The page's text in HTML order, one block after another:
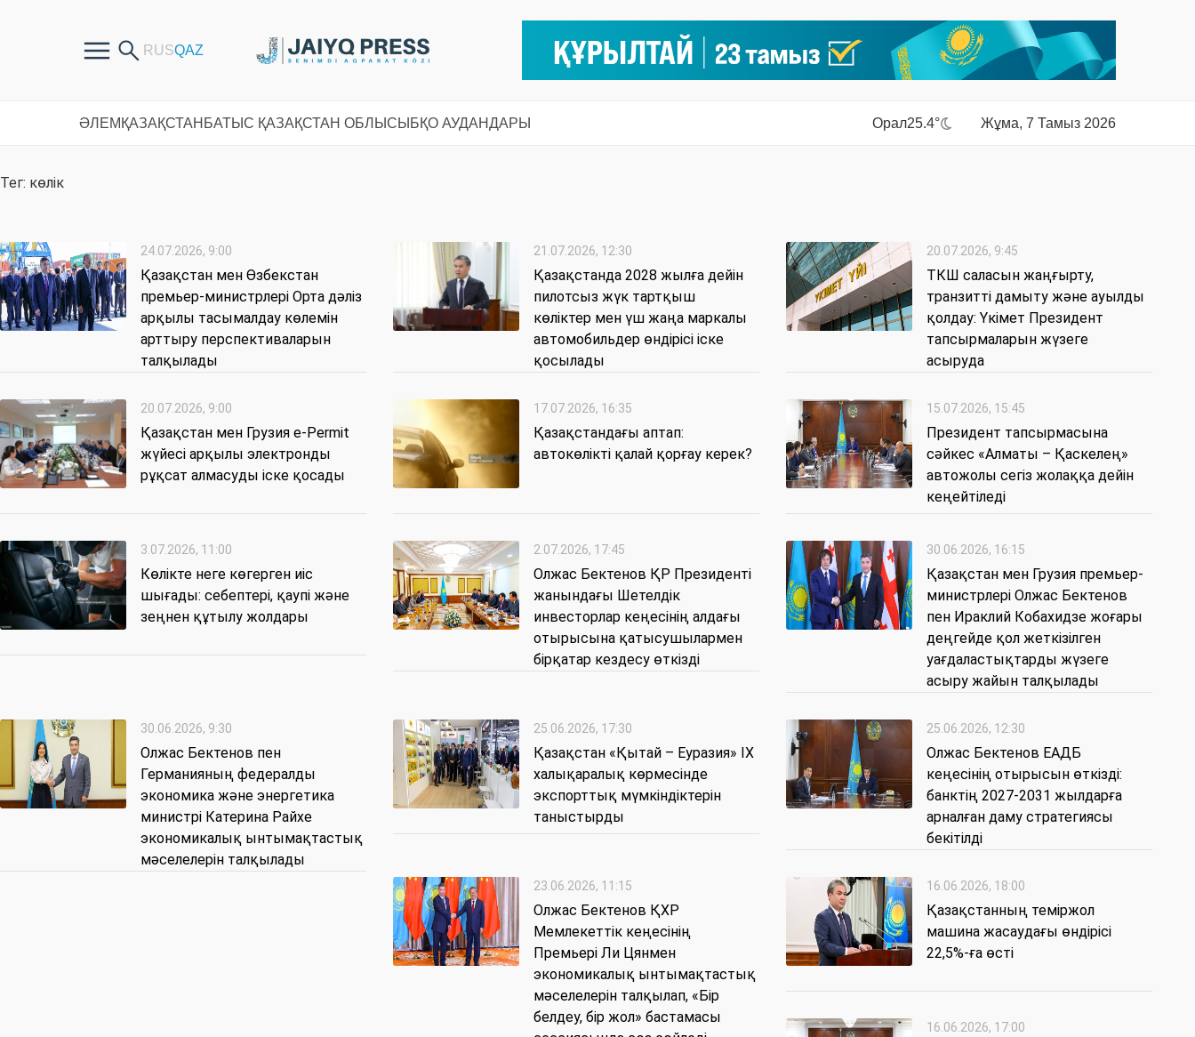
ӘЛЕМ ҚАЗАҚСТАН БАТЫС ҚАЗАҚСТАН ОБЛЫСЫ БҚО АУДАНДАРЫ Орал25.4° Жұма, 7 Тамыз 2026
Тег: көлік
24.07.2026, 9:00
Қазақстан мен Өзбекстан
премьер-министрлері Орта дәліз
арқылы тасымалдау көлемін
арттыру перспективаларын
талқылады
21.07.2026, 12:30
Қазақстанда 2028 жылға дейін
пилотсыз жүк тартқыш
көліктер мен үш жаңа маркалы
автомобильдер өндірісі іске
қосылады
20.07.2026, 9:45
ТКШ саласын жаңғырту,
транзитті дамыту және ауылды
қолдау: Үкімет Президент
тапсырмаларын жүзеге
асыруда
20.07.2026, 9:00
Қазақстан мен Грузия e-Permit
жүйесі арқылы электронды
рұқсат алмасуды іске қосады
17.07.2026, 16:35
Қазақстандағы аптап:
автокөлікті қалай қорғау керек?
15.07.2026, 15:45
Президент тапсырмасына
сәйкес «Алматы – Қаскелең»
автожолы сегіз жолаққа дейін
кеңейтіледі
3.07.2026, 11:00
Көлікте неге көгерген иіс
шығады: себептері, қаупі және
зеңнен құтылу жолдары
2.07.2026, 17:45
Олжас Бектенов ҚР Президенті
жанындағы Шетелдік
инвесторлар кеңесінің алдағы
отырысына қатысушылармен
бірқатар кездесу өткізді
30.06.2026, 16:15
Қазақстан мен Грузия премьер-
министрлері Олжас Бектенов
пен Ираклий Кобахидзе жоғары
деңгейде қол жеткізілген
уағдаластықтарды жүзеге
асыру жайын талқылады
30.06.2026, 9:30
Олжас Бектенов пен
Германияның федералды
экономика және энергетика
министрі Катерина Райхе
экономикалық ынтымақтастық
мәселелерін талқылады
25.06.2026, 17:30
Қазақстан «Қытай – Еуразия» IX
халықаралық көрмесінде
экспорттық мүмкіндіктерін
таныстырды
25.06.2026, 12:30
Олжас Бектенов ЕАДБ
кеңесінің отырысын өткізді:
банктің 2027-2031 жылдарға
арналған даму стратегиясы
бекітілді
23.06.2026, 11:15
Олжас Бектенов ҚХР
Мемлекеттік кеңесінің
Премьері Ли Цянмен
экономикалық ынтымақтастық
мәселелерін талқылап, «Бір
белдеу, бір жол» бастамасы
16.06.2026, 18:00
Қазақстанның теміржол
машина жасаудағы өндірісі
22,5%-ға өсті
16.06.2026, 17:00